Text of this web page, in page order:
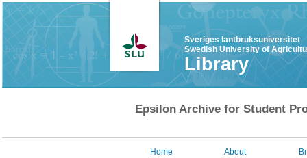
Sveriges lantbruksuniversitet
Swedish University of
Library
Epsilon Archive for Student
Home About